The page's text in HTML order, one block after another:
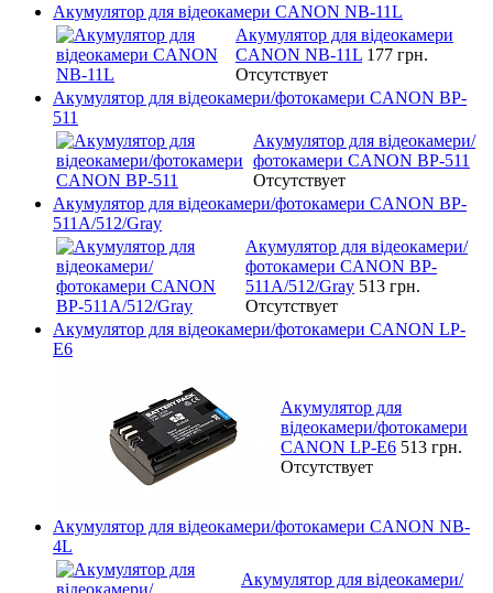
Акумулятор для відеокамери CANON NB-11L
Акумулятор для відеокамери
CANON NB-11L 177 грн.
Отсутствует
Акумулятор для відеокамери/фотокамери CANON BP-
511
Акумулятор для відеокамери/
фотокамери CANON BP-511
Отсутствует
Акумулятор для відеокамери/фотокамери CANON BP-
511A/512/Gray
Акумулятор для відеокамери/
фотокамери CANON BP-
511A/512/Gray 513 грн.
Отсутствует
Акумулятор для відеокамери/фотокамери CANON LP-
E6
Акумулятор для
відеокамери/фотокамери
CANON LP-E6 513 грн.
Отсутствует
Акумулятор для відеокамери/фотокамери CANON NB-
4L
Акумулятор для відеокамери/